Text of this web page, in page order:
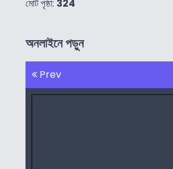
মোট পৃষ্ঠা: 324
অনলাইনে পড়ুন
Prev